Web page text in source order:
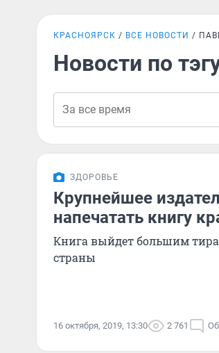
КРАСНОЯРСК ВСЕ НОВОСТИ
Новости по
ЗДОРОВЬЕ
Крупнейшее
напечатать книгу
Книга выйдет большим
страны
16 октября, 2019, 13:30 2 761